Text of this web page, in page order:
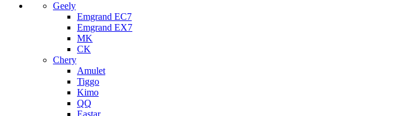
Geely
Emgrand EC7
Emgrand EX7
MK
CK
Chery
Amulet
Tiggo
Kimo
QQ
Eastar